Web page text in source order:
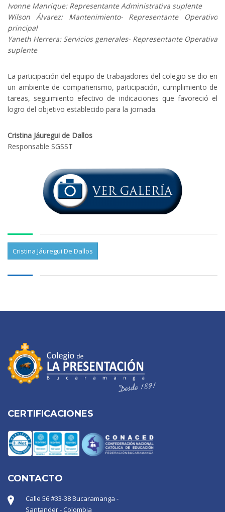
Ivonne Manrique: Representante Administrativa suplente
Wilson Álvarez: Mantenimiento- Representante Operativo
principal
Yaneth Herrera: Servicios generales- Representante Operativa
suplente
La participación del equipo de trabajadores del colegio se dio en
un ambiente de compañerismo, participación, cumplimiento de
tareas, seguimiento efectivo de indicaciones que favoreció el
logro del objetivo establecido para la jornada.
Cristina Jáuregui de Dallos
Responsable SGSST
Cristina Jáuregui De Dallos
CERTIFICACIONES
CONTACTO
Calle 56 #33-38 Bucaramanga -
Santander - Colombia